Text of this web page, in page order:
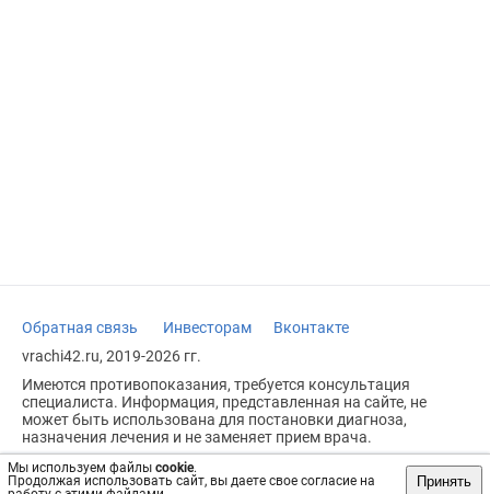
Мы используем файлы cookie.
Продолжая использовать сайт, вы даете свое согласие на
Принять
Обратная связь Инвесторам
Вконтакте
vrachi42.ru, 2019-2026 гг.
Имеются противопоказания, требуется консультация
специалиста. Информация, представленная на сайте, не
может быть использована для постановки диагноза,
назначения лечения и не заменяет прием врача.
Возрастное ограничение: 18+